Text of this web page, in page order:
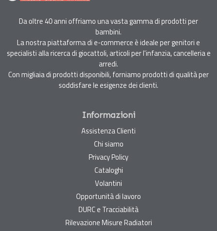
Da oltre 40 anni offriamo una vasta gamma di prodotti per
bambini.
La nostra piattaforma di e-commerce è ideale per genitori e
specialisti alla ricerca di giocattoli, articoli per l'infanzia, cancelleria e
arredi.
Con migliaia di prodotti disponibili, forniamo prodotti di qualità per
soddisfare le esigenze dei clienti.
Informazioni
Assistenza Clienti
Chi siamo
Privacy Policy
Cataloghi
Volantini
Opportunità di lavoro
DURC e Tracciabilità
Rilevazione Misure Radiatori